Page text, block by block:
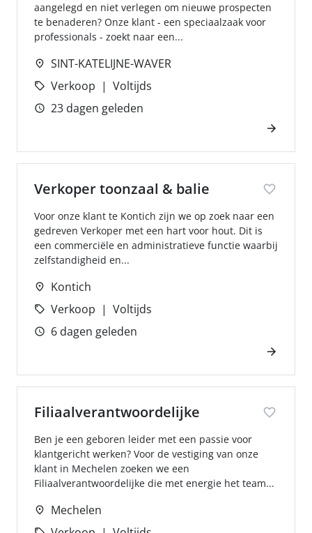
aangelegd en niet verlegen om nieuwe prospecten
te benaderen? Onze klant - een speciaalzaak voor
professionals - zoekt naar een...
SINT-KATELIJNE-WAVER
Verkoop
Voltijds
23 dagen geleden
Verkoper toonzaal & balie
Voor onze klant te Kontich zijn we op zoek naar een
gedreven Verkoper met een hart voor hout. Dit is
een commerciële en administratieve functie waarbij
zelfstandigheid en...
Kontich
Verkoop
Voltijds
6 dagen geleden
Filiaalverantwoordelijke
Ben je een geboren leider met een passie voor
klantgericht werken? Voor de vestiging van onze
klant in Mechelen zoeken we een
Filiaalverantwoordelijke die met energie het team...
Mechelen